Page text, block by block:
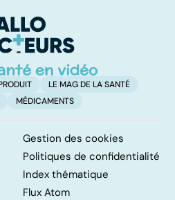
LE MAG DE LA SANTÉ
MÉDICAMENTS
Gestion des cookies
Politiques de confidentialité
Index thématique
Flux Atom